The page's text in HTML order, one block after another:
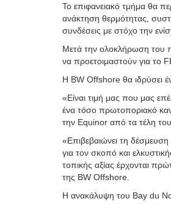
Το επιφανειακό τμήμα θα
ανάκτηση θερμότητας,
συνδέσεις με στόχο την
Μετά την ολοκλήρωση του
να προετοιμαστούν για το
Η BW Offshore θα ιδρύσει
«Είναι τιμή μας που μας
ένα τόσο πρωτοποριακό
την Equinor από τα τέλη
«Επιβεβαιώνει τη
για τον σκοπό και
τοπικής αξίας έρχονται
της BW Offshore.
Η ανακάλυψη του Bay du